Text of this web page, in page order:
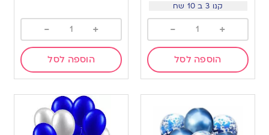
קנו 3 ב 10 שח
+
-
הוספה לסל
+
-
הוספה לסל